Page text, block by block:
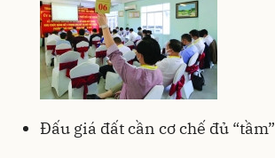
Đấu giá đất cần cơ chế đủ “tầm”